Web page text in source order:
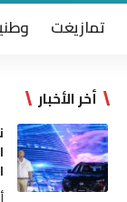
تمازيغت
أخر الأخبار